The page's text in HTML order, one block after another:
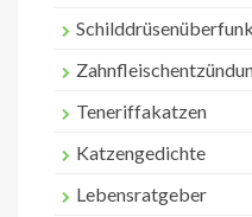
Teneriffakatzen
Katzengedichte
Lebensratgeber